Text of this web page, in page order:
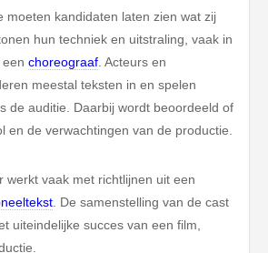
moeten kandidaten laten zien wat zij
hun techniek en uitstraling, vaak in
eenchoreograaf. Acteurs en
meestal teksten in en spelen
de auditie. Daarbij wordt beoordeeld of
en de verwachtingen van de productie.
werkt vaak met richtlijnen uit een
. De samenstelling van de cast
uiteindelijke succes van een film,